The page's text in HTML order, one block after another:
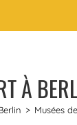
À
> Musées